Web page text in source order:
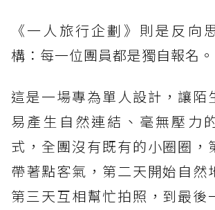
《一人旅行企劃》則是反向
構：每一位團員都是獨自報名。
這是一場專為單人設計，讓陌
易產生自然連結、毫無壓力
式，全團沒有既有的小圈圈，
帶著點客氣，第二天開始自然
第三天互相幫忙拍照，到最後